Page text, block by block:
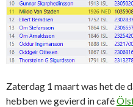
Zaterdag 1 maart was het de
hebben we gevierd in café